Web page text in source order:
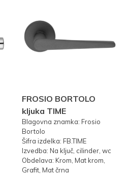
FROSIO BORTOLO
kljuka TIME
Blagovna znamka: Frosio
Bortolo
Šifra izdelka: FB.TIME
Izvedba: Na ključ, cilinder, wc
Obdelava: Krom, Mat krom,
Grafit, Mat črna